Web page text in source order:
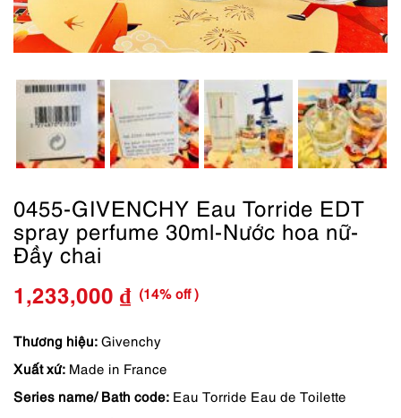
0455-GIVENCHY Eau Torride EDT
spray perfume 30ml-Nước hoa nữ-
Đầy chai
Giá
gốc
là:
1,450,000 ₫.
1,233,000 ₫
Giá
hiện
tại
là:
(14% off )
Thương hiệu: Givenchy
Xuất xứ: Made in France
Series name/ Bath code: Eau Torride Eau de Toilette